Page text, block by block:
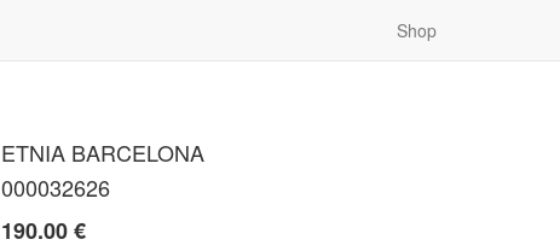
Shop
ETNIA BARCELONA
000032626
190.00€